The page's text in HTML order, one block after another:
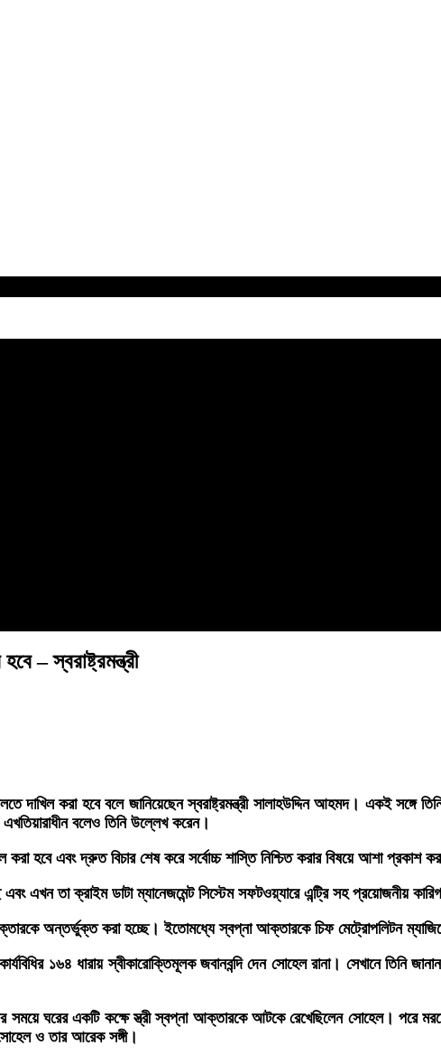
– স্বরাষ্ট্রমন্ত্রী
করা হবে বলে জানিয়েছেন স্বরাষ্ট্রমন্ত্রী সালাহউদ্দিন আহমদ। একই সঙ্গে
বলেও তিনি উল্লেখ করেন।
করা হবে এবং দ্রুত বিচার শেষ করে সর্বোচ্চ শাস্তি নিশ্চিত করার বিষয়ে আশা প্রকাশ
এখন তা ক্রাইম ডাটা ম্যানেজমেন্ট সিস্টেম সফটওয়্যারে এন্ট্রি সহ প্রয়োজনীয়
অন্তর্ভুক্ত করা হচ্ছে। ইতোমধ্যে স্বপ্না আক্তারকে চিফ মেট্রোপলিটন
১৬৪ ধারায় স্বীকারোক্তিমূলক জবানবন্দি দেন সোহেল রানা। সেখানে তিনি
সময়ে ঘরের একটি কক্ষে স্ত্রী স্বপ্না আক্তারকে আটকে রেখেছিলেন সোহেল। পরে
ও তার আরেক সঙ্গী।